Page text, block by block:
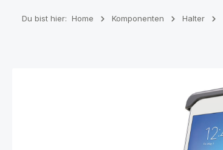
Du bist hier: Home Komponenten Halter